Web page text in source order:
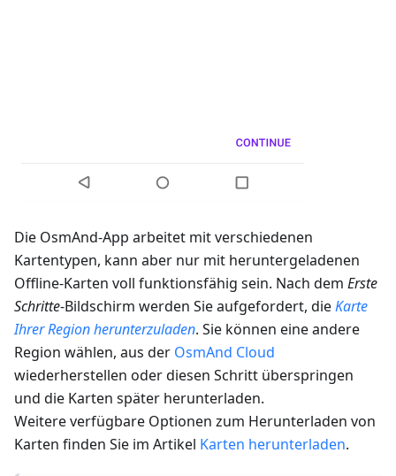
Die OsmAnd-App arbeitet mit verschiedenen
Kartentypen, kann aber nur mit heruntergeladenen
Offline-Karten voll funktionsfähig sein. Nach dem Erste
Schritte-Bildschirm werden Sie aufgefordert, dieKarte
Ihrer Region herunterzuladen. Sie können eine andere
Region wählen, aus der OsmAnd Cloud
wiederherstellen oder diesen Schritt überspringen
und die Karten später herunterladen.
Weitere verfügbare Optionen zum Herunterladen von
Karten finden Sie im Artikel Karten herunterladen.